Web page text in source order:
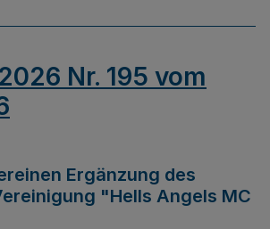
Nr. 195 vom
Ergänzung des
"Hells Angels MC